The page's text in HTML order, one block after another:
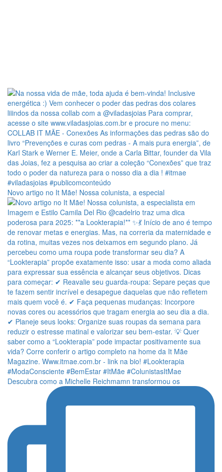
Novo artigo no It Mãe! Nossa colunista, a especial
Descubra como a Michelle Reichmamn transformou os